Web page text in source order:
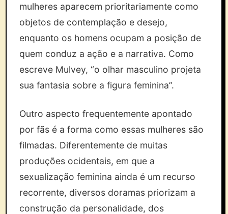
mulheres aparecem prioritariamente como
objetos de contemplação e desejo,
enquanto os homens ocupam a posição de
quem conduz a ação e a narrativa. Como
escreve Mulvey, “o olhar masculino projeta
sua fantasia sobre a figura feminina”.
Outro aspecto frequentemente apontado
por fãs é a forma como essas mulheres são
filmadas. Diferentemente de muitas
produções ocidentais, em que a
sexualização feminina ainda é um recurso
recorrente, diversos doramas priorizam a
construção da personalidade, dos